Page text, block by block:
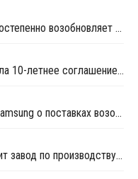
Индийская компания Balaji Amines постепенно возобновляет производство аммиака
Индийская компания ACME подписала 10-летнее соглашение о закупке экологически чистого аммиака с SECI
Reliance заключила соглашение с Samsung о поставках возобновляемого аммиака на сумму USD3 млрд
Индийская компания BVFCL построит завод по производству аммиака и мочевины